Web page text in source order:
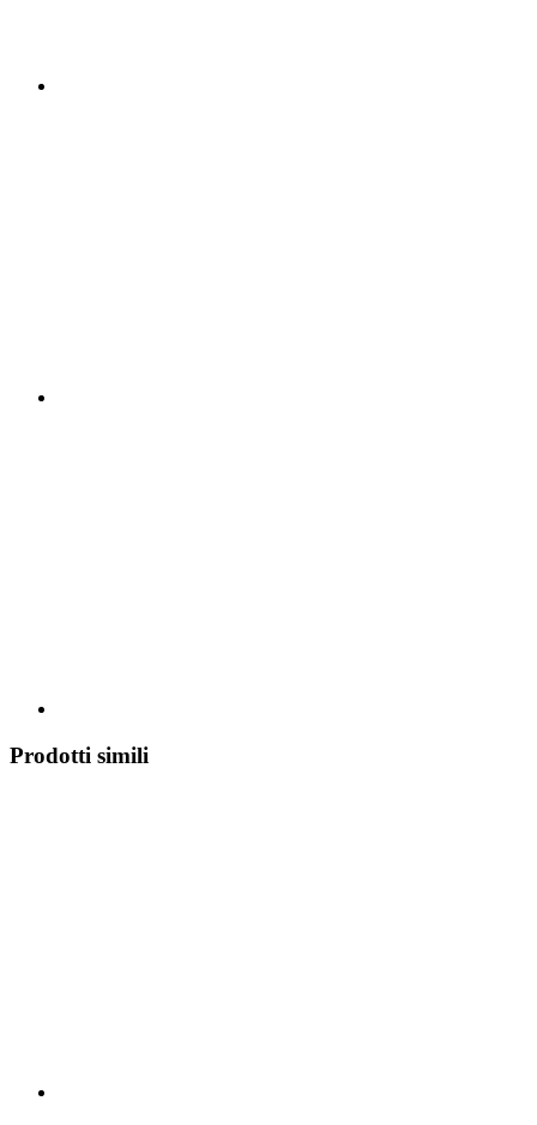
Prodotti simili